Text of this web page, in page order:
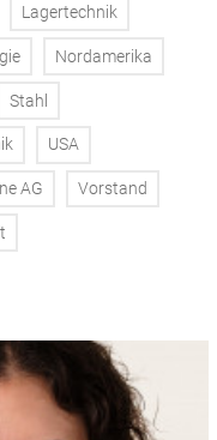
Lagertechnik
Nordamerika
Stahl
USA
AG Vorstand